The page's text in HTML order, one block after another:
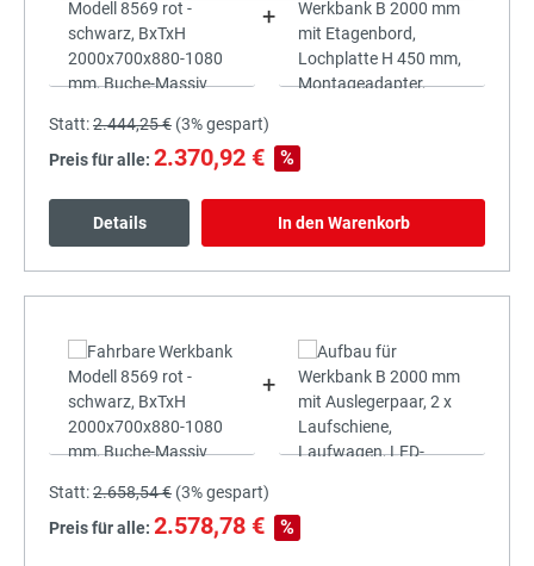
+
Statt:2.444,25 € (3%gespart)
Preis für alle: 2.370,92 € %
Details In den Warenkorb
+
Statt:2.658,54 € (3%gespart)
Preis für alle: 2.578,78 € %